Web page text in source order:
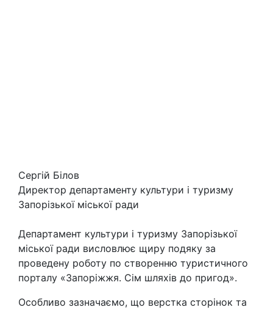
Сергій Білов
Директор департаменту культури і туризму
Запорізької міської ради
Департамент культури і туризму Запорізької
міської ради висловлює щиру подяку за
проведену роботу по створенню туристичного
порталу «Запоріжжя. Сім шляхів до пригод».
Особливо зазначаємо, що верстка сторінок та